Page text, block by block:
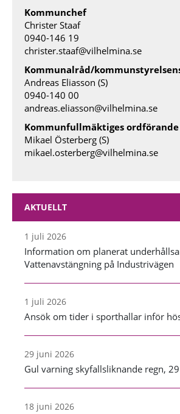
AKTUELLT
1 juli 2026
Information om planerat
Vattenavstängning på Industrivägen
1 juli 2026
Ansök om tider i sporthallar inför
29 juni 2026
Gul varning skyfallsliknande regn,
18 juni 2026
Kommunchef
Christer Staaf
0940-146 19
christer.staaf@vilhelmina.se
Kommunalråd/
Andreas Eliasson (S)
0940-140 00
andreas.eliasson@vilhelmina.se
Kommunfullmäktiges ordförande
Mikael Österberg (S)
mikael.osterberg@vilhelmina.se